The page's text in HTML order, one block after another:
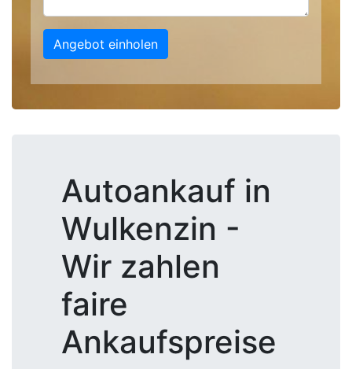
Angebot einholen
Autoankauf in
Wulkenzin -
Wir zahlen
faire
Ankaufspreise